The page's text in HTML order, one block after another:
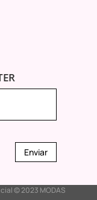
Enviar
© 2023 MODAS